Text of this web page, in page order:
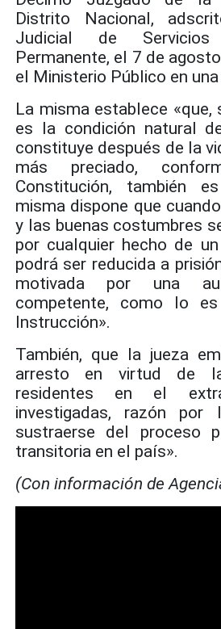
Distrito Nacional,
Judicial de
Permanente, el 7 de
el Ministerio Público en
La misma establece «que,
es la condición natural
constituye después de la
más preciado,
Constitución, también
misma dispone que
y las buenas costumbres
por cualquier hecho de
podrá ser reducida a
motivada por una
competente, como lo
Instrucción».
También, que la jueza
arresto en virtud de
residentes en el
investigadas, razón por
sustraerse del proceso
transitoria en el país».
(Con información de